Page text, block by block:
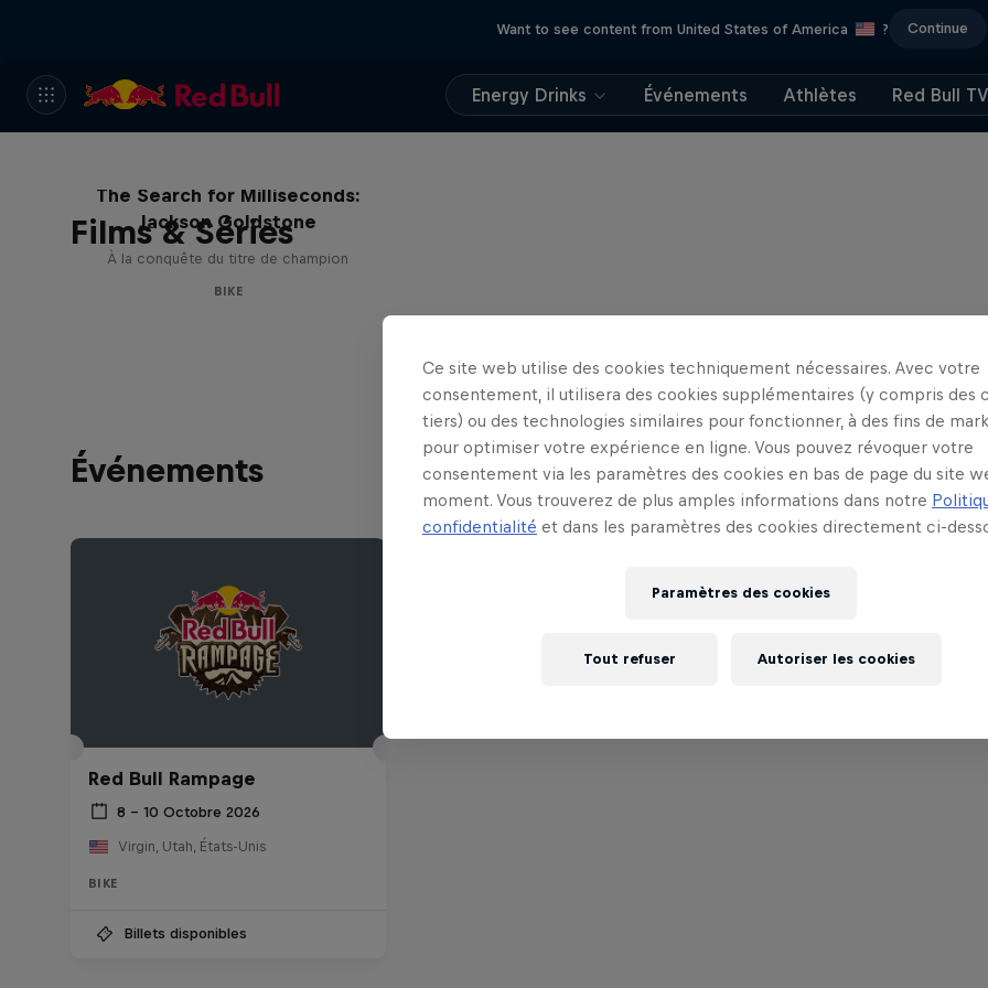
Want to see content from United States of America ? Continue
Energy Drinks Événements Athlètes Red Bull TV
Films & Séries
The Search for Milliseconds:
Jackson Goldstone
À la conquête du titre de champion
BIKE
Événements
Red Bull Rampage
8 – 10 Octobre 2026
Virgin, Utah, États-Unis
BIKE
Billets disponibles
Ce site web utilise des cookies techniquement nécessaires. Avec votre
consentement, il utilisera des cookies supplémentaires (y compris des
tiers) ou des technologies similaires pour fonctionner, à des fins de
pour optimiser votre expérience en ligne. Vous pouvez révoquer votre
consentement via les paramètres des cookies en bas de page du site
moment. Vous trouverez de plus amples informations dans notre
confidentialité et dans les paramètres des cookies directement ci-
Paramètres des cookies
Tout refuser Autoriser les cookies